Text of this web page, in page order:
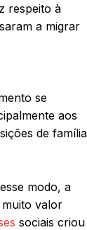
respeito à
a migrar
se
aos
de
modo, a
valor
sociais